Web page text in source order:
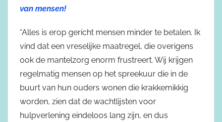
van mensen!
“Alles is erop gericht mensen minder te betalen. Ik
vind dat een vreselijke maatregel, die overigens
ook de mantelzorg enorm frustreert. Wij krijgen
regelmatig mensen op het spreekuur die in de
buurt van hun ouders wonen die krakkemikkig
worden, zien dat de wachtlijsten voor
hulpverlening eindeloos lang zijn, en dus